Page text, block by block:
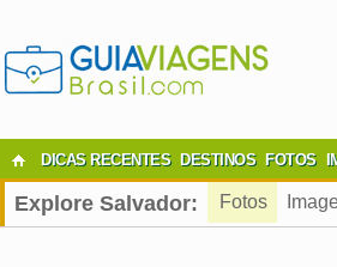
DICAS RECENTES DESTINOS FOTOS
Explore Salvador: Fotos